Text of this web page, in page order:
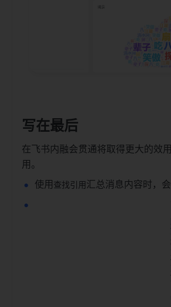
写在最后
在飞书内融会贯通将取得更大的效
用。
使用查找引用 汇总消息内容时，